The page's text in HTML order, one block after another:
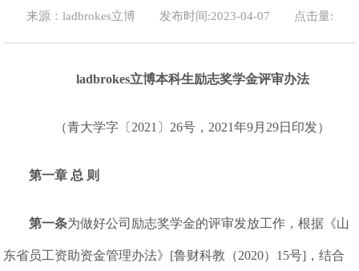
来源：ladbrokes立博 发布时间:2023-04-07 点击量:
ladbrokes立博本科生励志奖学金评审办法
（青大学字〔2021〕26号，2021年9月29日印发）
第一章 总 则
第一条为做好公司励志奖学金的评审发放工作，根据《山
东省员工资助资金管理办法》[鲁财科教（2020）15号]，结合